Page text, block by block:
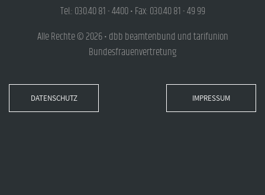
Tel.: 030.40 81 - 4400 • Fax: 030.40 81 - 49 99
Alle Rechte © 2026 • dbb beamtenbund und tarifunion
Bundesfrauenvertretung
DATENSCHUTZ IMPRESSUM